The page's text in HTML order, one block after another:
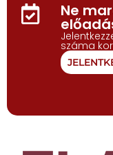
Ne
száma